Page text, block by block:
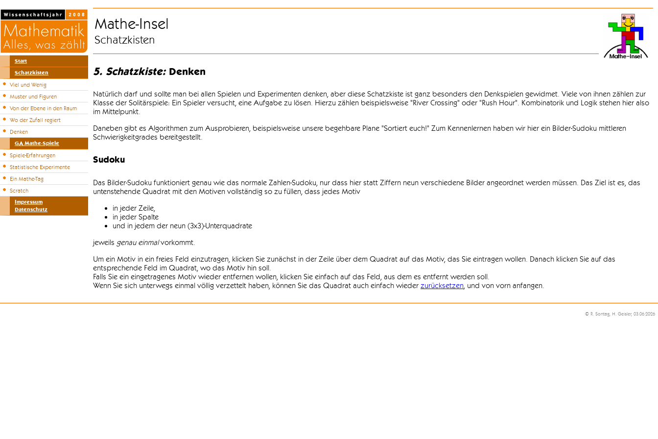
Start
Schatzkisten
Viel und Wenig
Muster und Figuren
Von der Ebene in den Raum
Wo der Zufall regiert
Denken
GA Mathe-Spiele
Spiele-Erfahrungen
Statistische Experimente
Ein Mathe-Tag
Scratch
Impressum
Datenschutz
Mathe-Insel
Schatzkisten
5. Schatzkiste:Denken
Natürlich darf und sollte man bei allen Spielen und Experimenten denken, aber diese Schatzkiste ist ganz besonders den Denkspielen gewidmet. Viele von ihnen zählen zur
Klasse der Solitärspiele: Ein Spieler versucht, eine Aufgabe zu lösen. Hierzu zählen beispielsweise "River Crossing" oder "Rush Hour". Kombinatorik und Logik stehen hier also
im Mittelpunkt.
Daneben gibt es Algorithmen zum Ausprobieren, beispielsweise unsere begehbare Plane "Sortiert euch!" Zum Kennenlernen haben wir hier ein Bilder-Sudoku mittleren
Schwierigkeitgrades bereitgestellt.
Sudoku
Das Bilder-Sudoku funktioniert genau wie das normale Zahlen-Sudoku, nur dass hier statt Ziffern neun verschiedene Bilder angeordnet werden müssen. Das Ziel ist es, das
untenstehende Quadrat mit den Motiven vollständig so zu füllen, dass jedes Motiv
in jeder Zeile,
in jeder Spalte
und in jedem der neun (3x3)-Unterquadrate
jeweils genau einmalvorkommt.
Um ein Motiv in ein freies Feld einzutragen, klicken Sie zunächst in der Zeile über dem Quadrat auf das Motiv, das Sie eintragen wollen. Danach klicken Sie auf das
entsprechende Feld im Quadrat, wo das Motiv hin soll.
Falls Sie ein eingetragenes Motiv wieder entfernen wollen, klicken Sie einfach auf das Feld, aus dem es entfernt werden soll.
Wenn Sie sich unterwegs einmal völlig verzettelt haben, können Sie das Quadrat auch einfach wieder zurücksetzen, und von vorn anfangen.
© R. Sontag, H. Geisler, 03.06.2026